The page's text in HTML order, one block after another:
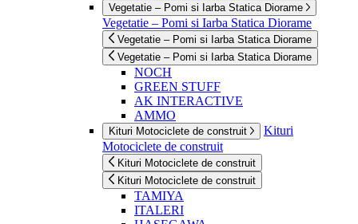
Vegetatie – Pomi si Iarba Statica Diorame
Vegetatie – Pomi si Iarba Statica Diorame
Vegetatie – Pomi si Iarba Statica Diorame
Vegetatie – Pomi si Iarba Statica Diorame
NOCH
GREEN STUFF
AK INTERACTIVE
AMMO
Kituri Motociclete de construit
Kituri
Motociclete de construit
Kituri Motociclete de construit
Kituri Motociclete de construit
TAMIYA
ITALERI